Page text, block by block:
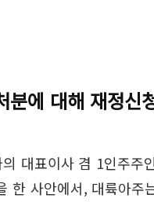
분에 대해 재정
대표이사 겸 1인주
한 사안에서, 대륙아